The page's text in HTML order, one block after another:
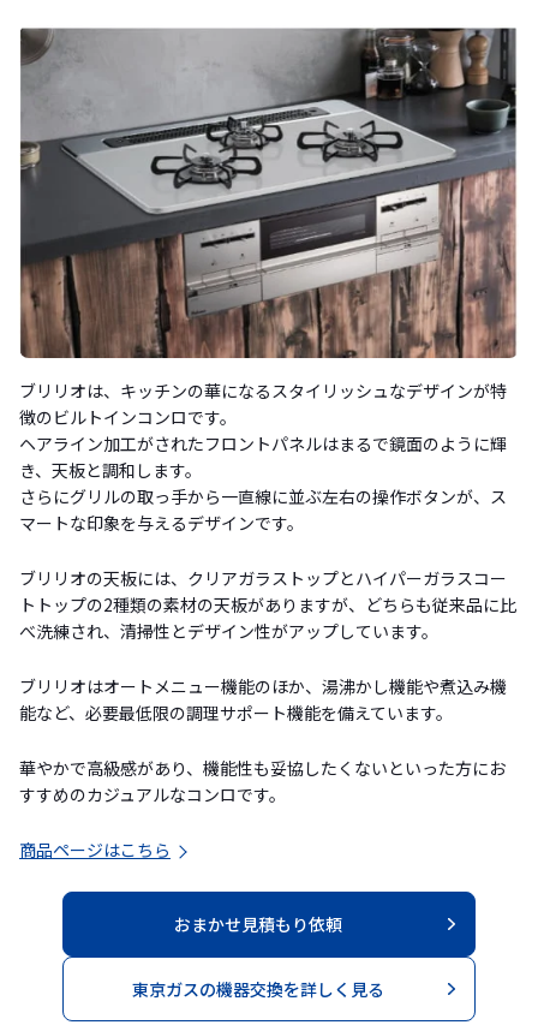
ブリリオは、キッチンの華になるスタイリッシュなデザインが特
徴のビルトインコンロです。
ヘアライン加工がされたフロントパネルはまるで鏡面のように輝
き、天板と調和します。
さらにグリルの取っ手から一直線に並ぶ左右の操作ボタンが、ス
マートな印象を与えるデザインです。
ブリリオの天板には、クリアガラストップとハイパーガラスコー
トトップの2種類の素材の天板がありますが、どちらも従来品に比
べ洗練され、清掃性とデザイン性がアップしています。
ブリリオはオートメニュー機能のほか、湯沸かし機能や煮込み機
能など、必要最低限の調理サポート機能を備えています。
華やかで高級感があり、機能性も妥協したくないといった方にお
すすめのカジュアルなコンロです。
商品ページはこちら
おまかせ見積もり依頼
東京ガスの機器交換を詳しく見る